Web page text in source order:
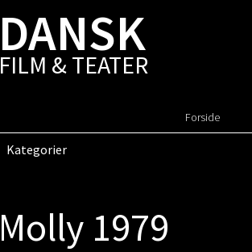
DANSK
FILM & TEATER
Forside
Kategorier
Molly 1979